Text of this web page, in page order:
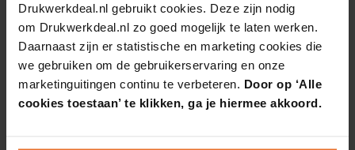
Drukwerkdeal.nl gebruikt cookies. Deze zijn nodig
om Drukwerkdeal.nl zo goed mogelijk te laten werken.
Daarnaast zijn er statistische en marketing cookies die
we gebruiken om de gebruikerservaring en onze
marketinguitingen continu te verbeteren. Door op ‘Alle
cookies toestaan’ te klikken, ga je hiermee akkoord.